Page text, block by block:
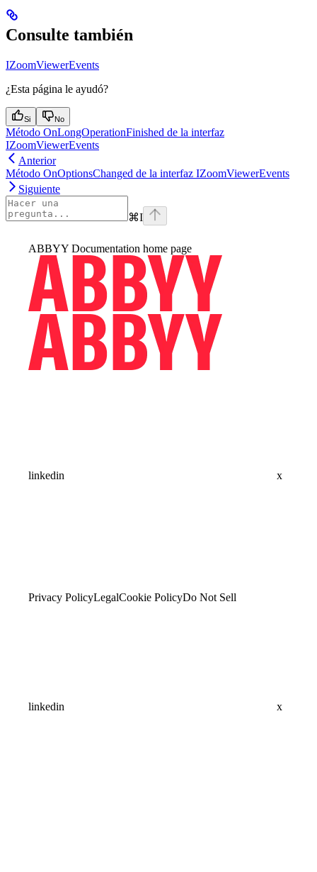
Consulte también
IZoomViewerEvents
¿Esta página le ayudó?
Si No
Método OnLongOperationFinished de la interfaz
IZoomViewerEvents
Anterior
Método OnOptionsChanged de la interfaz IZoomViewerEvents
Siguiente
⌘I
ABBYY Documentation home page
linkedin x
Privacy PolicyLegalCookie PolicyDo Not Sell
linkedin x